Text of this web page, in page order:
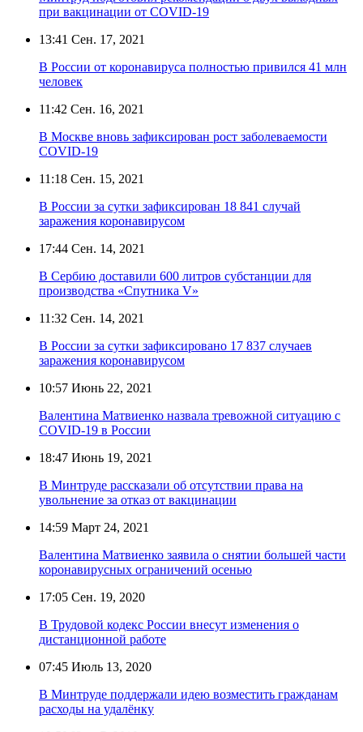
при вакцинации от COVID-19
13:41 Сен. 17, 2021
В России от коронавируса полностью привился 41 млн
человек
11:42 Сен. 16, 2021
В Москве вновь зафиксирован рост заболеваемости
COVID-19
11:18 Сен. 15, 2021
В России за сутки зафиксирован 18 841 случай
заражения коронавирусом
17:44 Сен. 14, 2021
В Сербию доставили 600 литров субстанции для
производства «Спутника V»
11:32 Сен. 14, 2021
В России за сутки зафиксировано 17 837 случаев
заражения коронавирусом
10:57 Июнь 22, 2021
Валентина Матвиенко назвала тревожной ситуацию с
COVID-19 в России
18:47 Июнь 19, 2021
В Минтруде рассказали об отсутствии права на
увольнение за отказ от вакцинации
14:59 Март 24, 2021
Валентина Матвиенко заявила о снятии большей части
коронавирусных ограничений осенью
17:05 Сен. 19, 2020
В Трудовой кодекс России внесут изменения о
дистанционной работе
07:45 Июль 13, 2020
В Минтруде поддержали идею возместить гражданам
расходы на удалёнку